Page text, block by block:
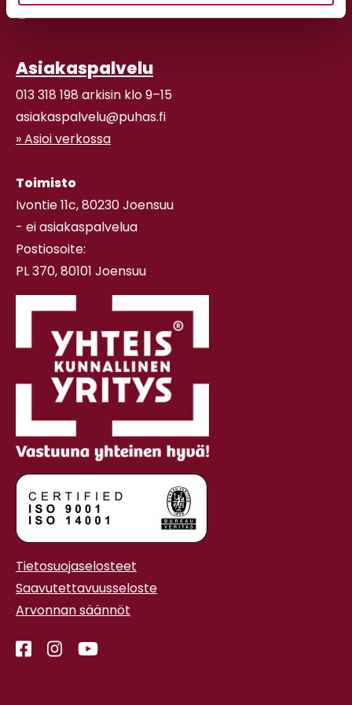
Asiakaspalvelu
013 318 198 arkisin klo 9–15
asiakaspalvelu@puhas.fi
» Asioi verkossa
Toimisto
Ivontie 11c, 80230 Joensuu
- ei asiakaspalvelua
Postiosoite:
PL 370, 80101 Joensuu
Tietosuojaselosteet
Saavutettavuusseloste
Arvonnan säännöt